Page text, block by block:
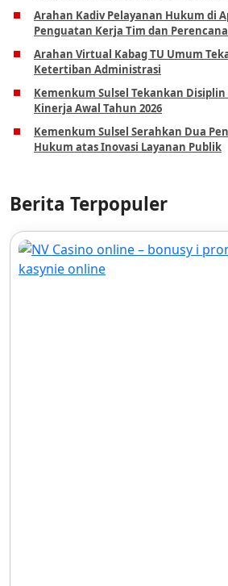
Arahan Kadiv Pelayanan Hukum di
Penguatan Kerja Tim dan
Arahan Virtual Kabag TU Umum
Ketertiban Administrasi
Kemenkum Sulsel Tekankan Disiplin
Kinerja Awal Tahun 2026
Kemenkum Sulsel Serahkan Dua
Hukum atas Inovasi Layanan Publik
Berita Terpopuler